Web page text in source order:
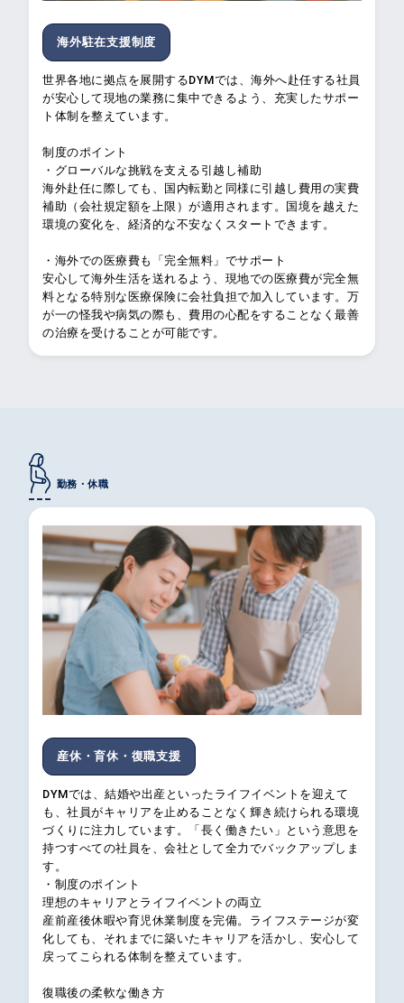
海外駐在支援制度
世界各地に拠点を展開するDYMでは、海外へ赴任する社員
が安心して現地の業務に集中できるよう、充実したサポー
ト体制を整えています。
制度のポイント
・グローバルな挑戦を支える引越し補助
海外赴任に際しても、国内転勤と同様に引越し費用の実費
補助（会社規定額を上限）が適用されます。国境を越えた
環境の変化を、経済的な不安なくスタートできます。
・海外での医療費も「完全無料」でサポート
安心して海外生活を送れるよう、現地での医療費が完全無
料となる特別な医療保険に会社負担で加入しています。万
が一の怪我や病気の際も、費用の心配をすることなく最善
の治療を受けることが可能です。
勤務・休職
産休・育休・復職支援
DYMでは、結婚や出産といったライフイベントを迎えて
も、社員がキャリアを止めることなく輝き続けられる環境
づくりに注力しています。「長く働きたい」という意思を
持つすべての社員を、会社として全力でバックアップしま
す。
・制度のポイント
理想のキャリアとライフイベントの両立
産前産後休暇や育児休業制度を完備。ライフステージが変
化しても、それまでに築いたキャリアを活かし、安心して
戻ってこられる体制を整えています。
復職後の柔軟な働き方